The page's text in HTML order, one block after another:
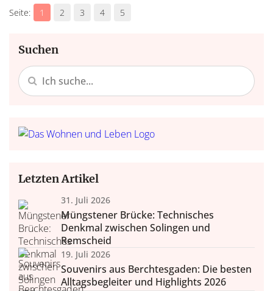
1 2 3 4 5
Suchen
Letzten Artikel
31. Juli 2026
Müngstener Brücke: Technisches
Denkmal zwischen Solingen und
Remscheid
19. Juli 2026
Souvenirs aus Berchtesgaden: Die besten
Alltagsbegleiter und Highlights 2026